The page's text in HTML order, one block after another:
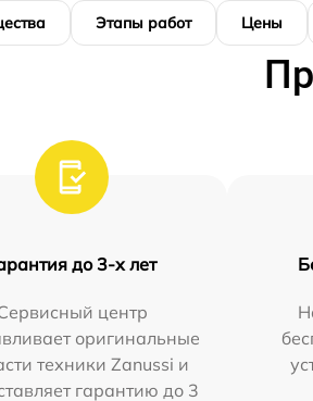
Этапы работ Цены
до 3-х лет
центр
оригинальные
техники Zanussi и
гарантию до 3